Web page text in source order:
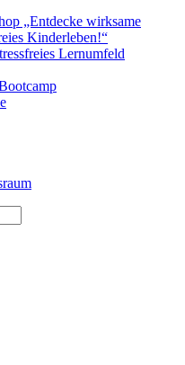
„Entdecke wirksame
Kinderleben!“
Lernumfeld